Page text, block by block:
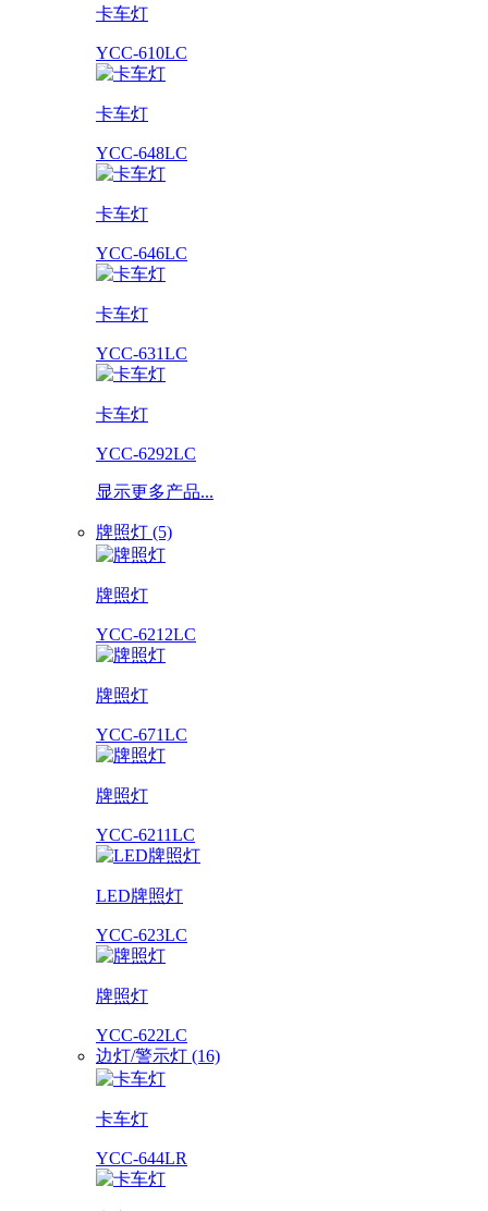
卡车灯
YCC-610LC
卡车灯
YCC-648LC
卡车灯
YCC-646LC
卡车灯
YCC-631LC
卡车灯
YCC-6292LC
显示更多产品...
牌照灯 (5)
牌照灯
YCC-6212LC
牌照灯
YCC-671LC
牌照灯
YCC-6211LC
LED牌照灯
YCC-623LC
牌照灯
YCC-622LC
边灯/警示灯 (16)
卡车灯
YCC-644LR